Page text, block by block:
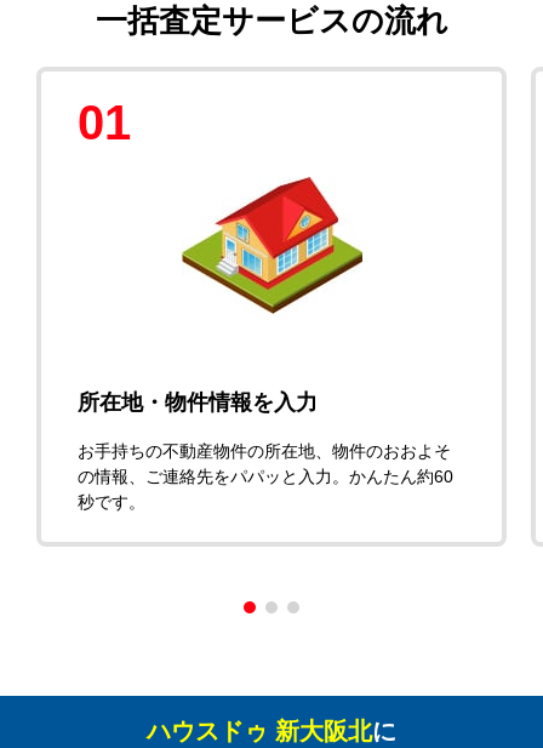
一括査定サービスの流れ
01
所在地・物件情報を入力
お手持ちの不動産物件の所在地、物件のおおよそ
の情報、ご連絡先をパパッと入力。かんたん約60
秒です。
ハウスドゥ 新大阪北に